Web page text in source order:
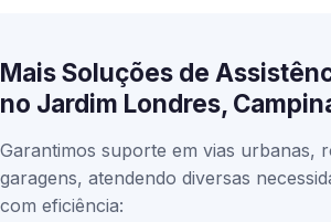
Mais Soluções de
no Jardim Londres,
Garantimos suporte em vias urbanas,
garagens, atendendo diversas
com eficiência: